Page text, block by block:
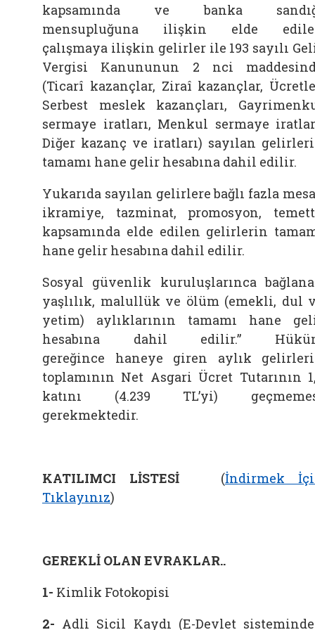
kapsamında ve banka
mensupluğuna ilişkin elde
çalışmaya ilişkin gelirler ile 193 sayılı
Vergisi Kanununun 2 nci
(Ticarî kazançlar, Ziraî kazançlar,
Serbest meslek kazançları,
sermaye iratları, Menkul sermaye
Diğer kazanç ve iratları) sayılan
tamamı hane gelir hesabına dahil edilir.
Yukarıda sayılan gelirlere bağlı fazla
ikramiye, tazminat, promosyon,
kapsamında elde edilen gelirlerin
hane gelir hesabına dahil edilir.
Sosyal güvenlik kuruluşlarınca
yaşlılık, malullük ve ölüm (emekli, dul
yetim) aylıklarının tamamı hane
hesabına dahil edilir.”
gereğince haneye giren aylık
toplamının Net Asgari Ücret Tutarının
katını (4.239 TL’yi)
gerekmektedir.
KATILIMCI LİSTESİ (İndirmek
Tıklayınız)
GEREKLİ OLAN EVRAKLAR..
1- Kimlik Fotokopisi
2- Adli Sicil Kaydı (E-Devlet